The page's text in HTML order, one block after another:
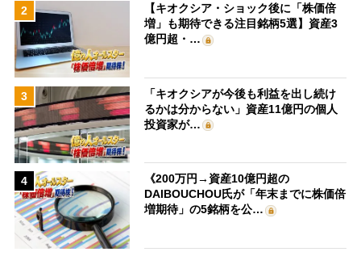
2
【キオクシア・ショック後に「株価倍
増」も期待できる注目銘柄5選】資産3
億円超・…
3
「キオクシアが今後も利益を出し続け
るかは分からない」資産11億円の個人
投資家が…
4
《200万円→資産10億円超の
DAIBOUCHOU氏が「年末までに株価倍
増期待」の5銘柄を公…